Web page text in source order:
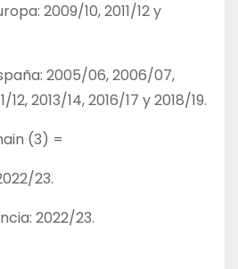
2009/10, 2011/12 y
2005/06, 2006/07,
12, 2013/14, 2016/17 y 2018/19.
(3) =
23.
2022/23.